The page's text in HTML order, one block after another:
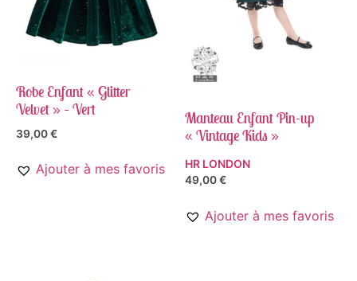
Robe Enfant « Glitter
Velvet » – Vert
39,00€
Ajouter à mes favoris
Manteau Enfant Pin-up
« Vintage Kids »
HR LONDON
49,00€
Ajouter à mes favoris